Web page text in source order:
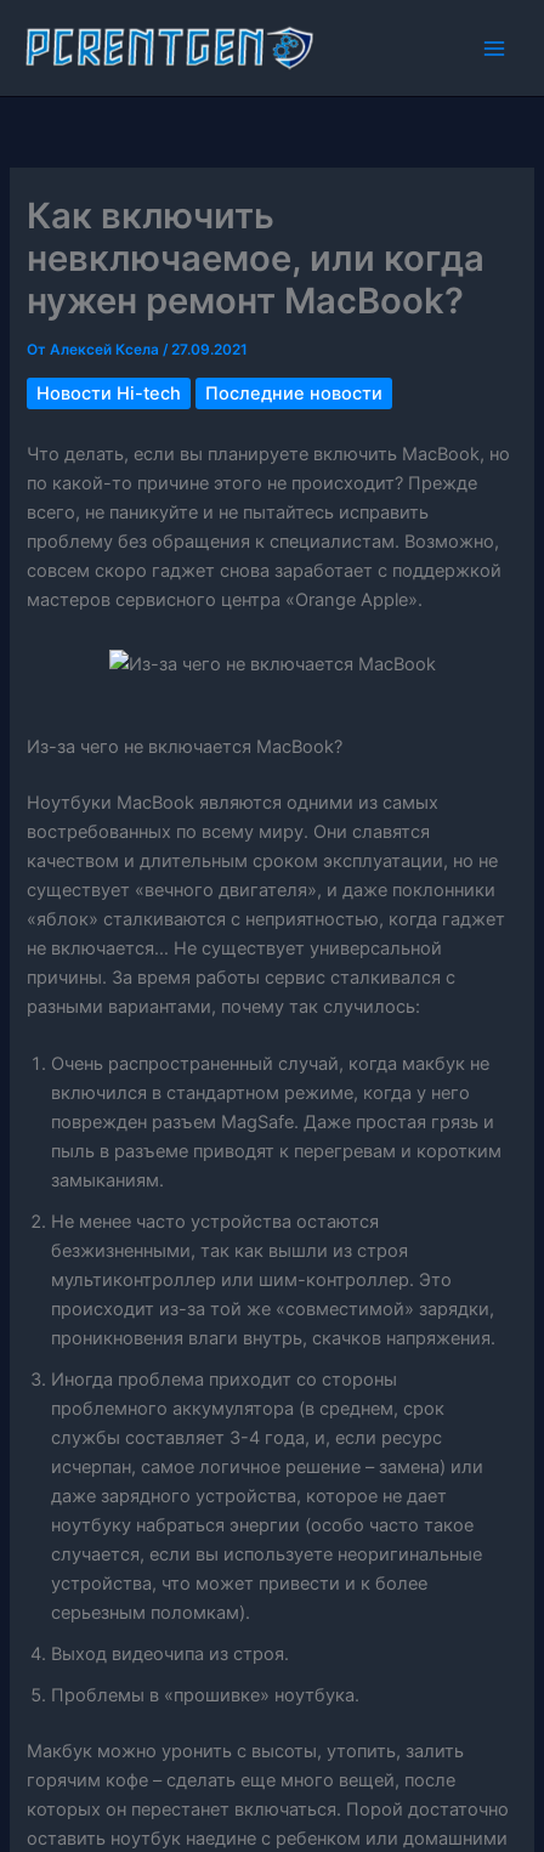
содержимому
Как включить
невключаемое, или когда
нужен ремонт ​MacBook?
ОтАлексей Ксела/27.09.2021
Новости Hi-tech Последние новости
Что делать, если вы планируете включить MacBook, но
по какой-то причине этого не происходит? Прежде
всего, не паникуйте и не пытайтесь исправить
проблему без обращения к специалистам. Возможно,
совсем скоро гаджет снова заработает с поддержкой
мастеров сервисного центра «Orange Apple».
Из-за чего не включается MacBook?
Ноутбуки MacBook являются одними из самых
востребованных по всему миру. Они славятся
качеством и длительным сроком эксплуатации, но не
существует «вечного двигателя», и даже поклонники
«яблок» сталкиваются с неприятностью, когда гаджет
не включается… Не существует универсальной
причины. За время работы сервис сталкивался с
разными вариантами, почему так случилось:
Очень распространенный случай, когда макбук не
включился в стандартном режиме, когда у него
поврежден разъем MagSafe. Даже простая грязь и
пыль в разъеме приводят к перегревам и коротким
замыканиям.
Не менее часто устройства остаются
безжизненными, так как вышли из строя
мультиконтроллер или шим-контроллер. Это
происходит из-за той же «совместимой» зарядки,
проникновения влаги внутрь, скачков напряжения.
Иногда проблема приходит со стороны
проблемного аккумулятора (в среднем, срок
службы составляет 3-4 года, и, если ресурс
исчерпан, самое логичное решение – замена) или
даже зарядного устройства, которое не дает
ноутбуку набраться энергии (особо часто такое
случается, если вы используете неоригинальные
устройства, что может привести и к более
серьезным поломкам).
Выход видеочипа из строя.
Проблемы в «прошивке» ноутбука.
Макбук можно уронить с высоты, утопить, залить
горячим кофе – сделать еще много вещей, после
которых он перестанет включаться. Порой достаточно
оставить ноутбук наедине с ребенком или домашними